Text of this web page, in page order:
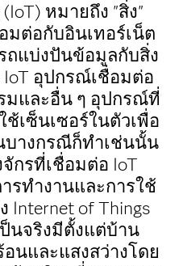
หมายถึง "สิ่ง"
มต่อกับอินเทอร์เน็ต
ถแบ่งปันข้อมูลกับสิ่ง
อุปกรณ์เชื่อมต่อ
มและอื่น ๆ อุปกรณ์ที่
เซ็นเซอร์ในตัวเพื่อ
บางกรณีก็ทำเช่นนั้น
กรที่เชื่อมต่อ IoT
รทำงานและการใช้
Internet of Things
นจริงมีตั้งแต่บ้าน
นและแสงสว่างโดย